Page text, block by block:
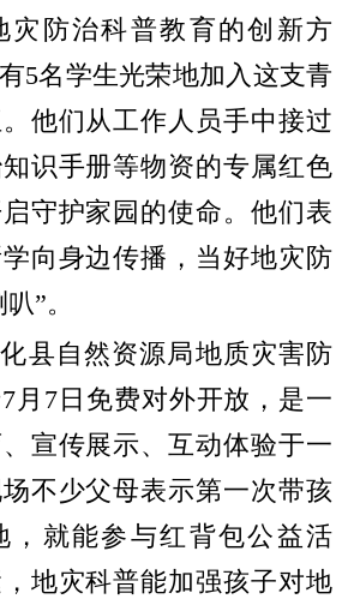
灾防治科普教育的创新方
5名学生光荣地加入这支青
他们从工作人员手中接过
识手册等物资的专属红色
守护家园的使命。他们表
向身边传播，当好地灾防
”。
县自然资源局地质灾害防
7月7日免费对外开放，是一
宣传展示、互动体验于一
不少父母表示第一次带孩
，就能参与红背包公益活
地灾科普能加强孩子对地